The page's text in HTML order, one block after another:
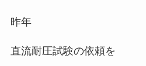
昨年
直流耐圧試験の依頼を